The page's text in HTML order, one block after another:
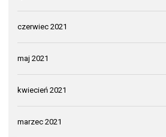
czerwiec 2021
maj 2021
kwiecień 2021
marzec 2021